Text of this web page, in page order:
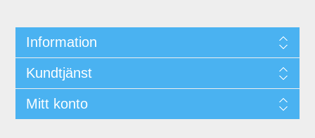
Information
Kundtjänst
Mitt konto